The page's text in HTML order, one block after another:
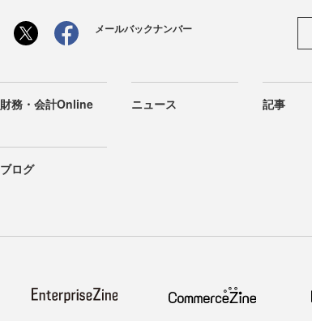
メールバックナンバー
財務・会計Online ニュース 記事
ブログ